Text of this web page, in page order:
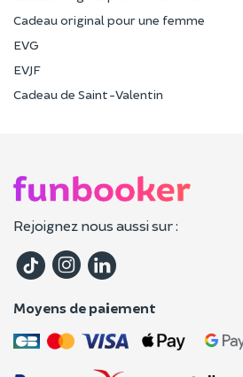
Cadeau original pour une femme
EVG
EVJF
Cadeau de Saint-Valentin
Rejoignez nous aussi sur :
Moyens de paiement